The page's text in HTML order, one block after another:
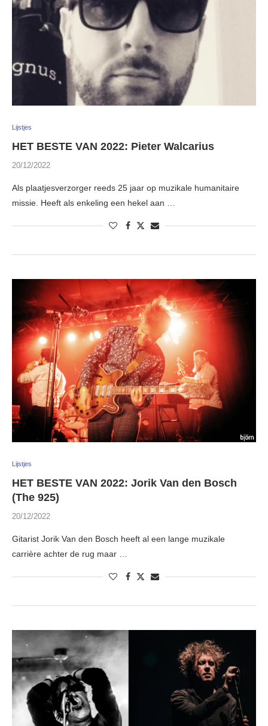
Lijstjes
HET BESTE VAN 2022: Pieter Walcarius
20/12/2022
Als plaatjesverzorger reeds 25 jaar op muzikale humanitaire
missie. Heeft als enkeling een hekel aan …
Lijstjes
HET BESTE VAN 2022: Jorik Van den Bosch
(The 925)
20/12/2022
Gitarist Jorik Van den Bosch heeft al een lange muzikale
carrière achter de rug maar …